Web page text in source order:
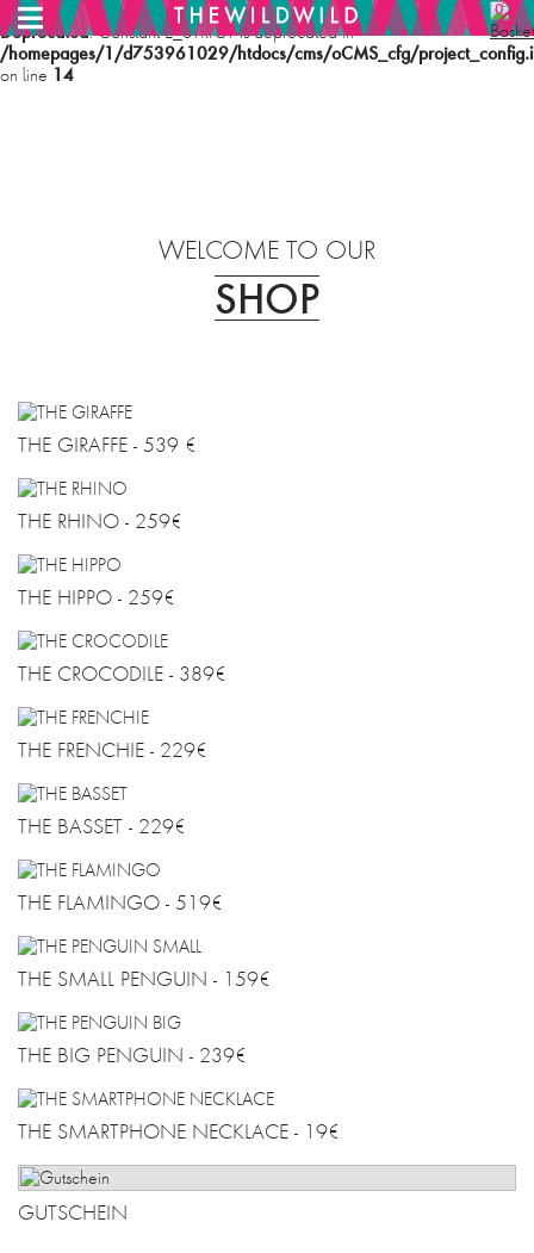
Deprecated: Constant E_STRICT is deprecated in
/homepages/1/d753961029/htdocs/cms/oCMS_cfg/
on line 14
PHILOSOPHIE
DE
0
WELCOME TO OUR
SHOP
THE GIRAFFE - 539 €
THE RHINO - 259€
THE HIPPO - 259€
THE CROCODILE - 389€
THE FRENCHIE - 229€
THE BASSET - 229€
THE FLAMINGO - 519€
THE SMALL PENGUIN - 159€
THE BIG PENGUIN - 239€
THE SMARTPHONE NECKLACE - 19€
GUTSCHEIN